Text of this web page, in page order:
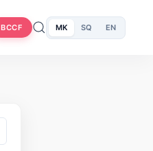
BCCF MK SQ EN